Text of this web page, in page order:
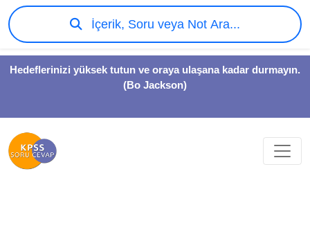
Hedeflerinizi yüksek tutun ve oraya ulaşana kadar durmayın.
(Bo Jackson)
İçerik, Soru veya Not Ara...